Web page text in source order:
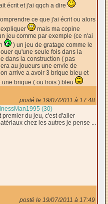
écrit et j'ai qqch a dire
ce que j'ai écrit ou alors
mais ma copine
jeu comme par exemple (ce n'ai
) un jeu de gratage comme le
qu'une seule fois dans la
dans la construction ( pas
au joueurs une envie de
arrive a avoir 3 brique bleu et
brique ( ou trois ) bleu
posté le 19/07/2011 à 17:48
(30)
premier du jeu, c'est d'aller
chez les autres je pense ...
posté le 19/07/2011 à 17:49